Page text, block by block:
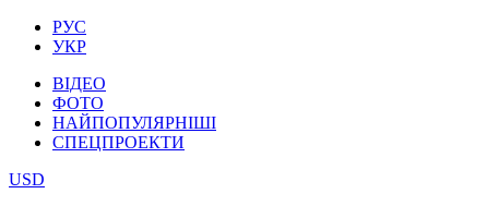
РУС
УКР
ВІДЕО
ФОТО
НАЙПОПУЛЯРНІШІ
СПЕЦПРОЕКТИ
USD